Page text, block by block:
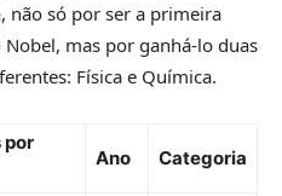
não só por ser a primeira
mas por ganhá-lo duas
Física e Química.
por
Ano Categoria